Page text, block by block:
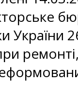
України